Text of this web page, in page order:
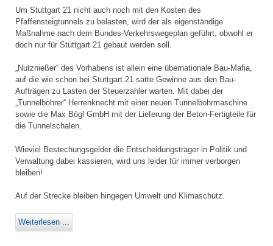
Um Stuttgart 21 nicht auch noch mit den Kosten des
Pfaffensteigtunnels zu belasten, wird der als eigenständige
Maßnahme nach dem Bundes-Verkehrswegeplan geführt, obwohl er
doch nur für Stuttgart 21 gebaut werden soll.
„Nutznießer“ des Vorhabens ist allein eine übernationale Bau-Mafia,
auf die wie schon bei Stuttgart 21 satte Gewinne aus den Bau-
Aufträgen zu Lasten der Steuerzahler warten. Mit dabei der
„Tunnelbohrer“ Herrenknecht mit einer neuen Tunnelbohrmaschine
sowie die Max Bögl GmbH mit der Lieferung der Beton-Fertigteile für
die Tunnelschalen.
Wieviel Bestechungsgelder die Entscheidungsträger in Politik und
Verwaltung dabei kassieren, wird uns leider für immer verborgen
bleiben!
Auf der Strecke bleiben hingegen Umwelt und Klimaschutz.
Weiterlesen ...